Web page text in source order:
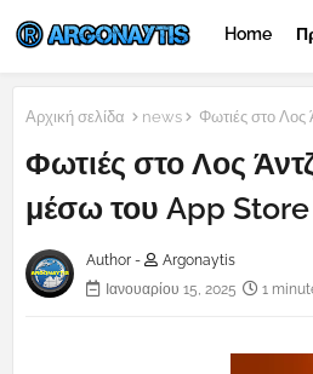
Home
Αρχική σελίδα news Φωτιές στο
Φωτιές στο Λος
μέσω του App Store
Author -
Argonaytis
Ιανουαρίου 15, 2025
1